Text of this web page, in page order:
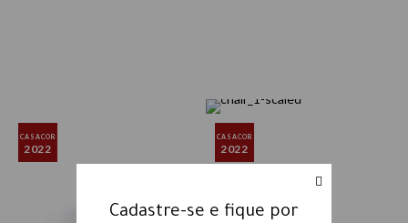
Cadastre-se e fique por